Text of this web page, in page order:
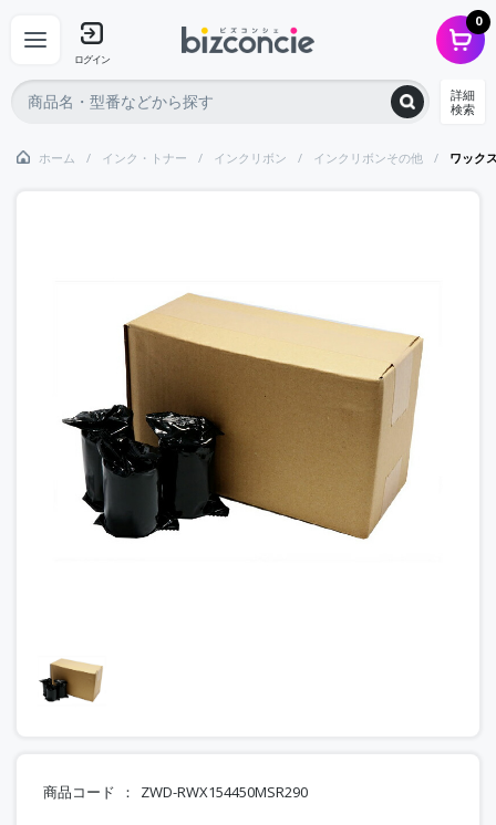
ログイン
0
詳細
検索
ホーム インク・トナー インクリボン インクリボンその他 ワック
商品コード ZWD-RWX154450MSR290